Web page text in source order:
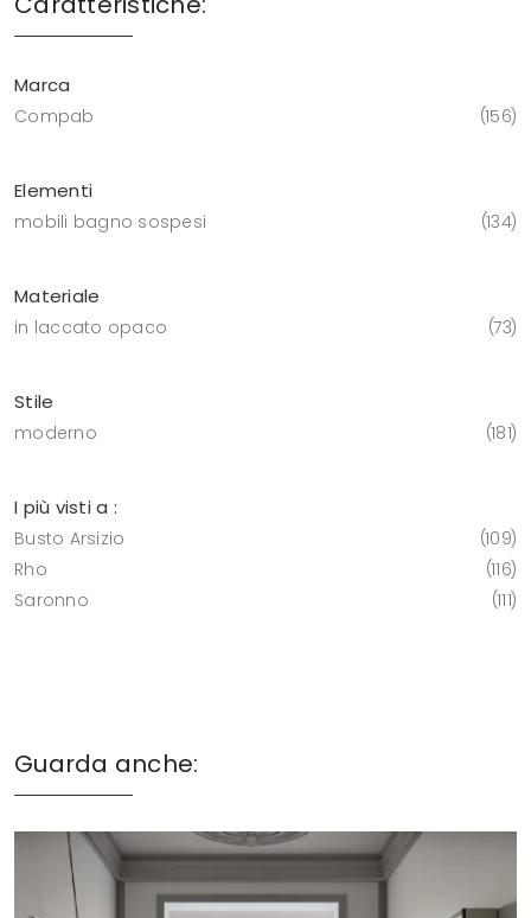
Marca
Compab 156
Elementi
mobili bagno sospesi 134
Materiale
in laccato opaco 73
Stile
moderno 181
I più visti a :
Busto Arsizio
109
Rho
116
Saronno
111
Guarda anche: